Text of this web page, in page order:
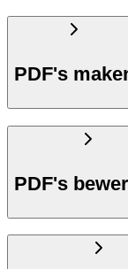
PDF's
PDF's